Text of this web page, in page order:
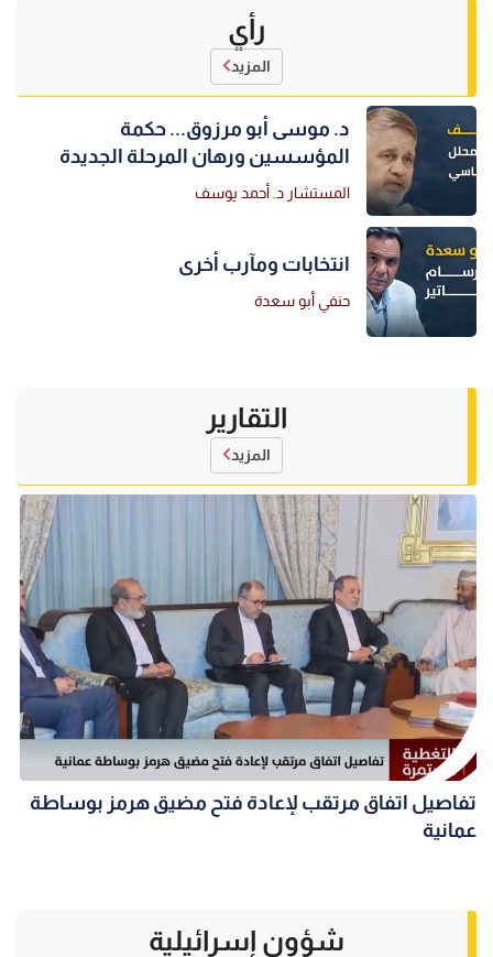
رأي
المزيد
د. موسى أبو مرزوق... حكمة
المؤسسين ورهان المرحلة الجديدة
المستشار د. أحمد يوسف
انتخابات ومآرب أخرى
حنفي أبو سعدة
التقارير
المزيد
تفاصيل اتفاق مرتقب لإعادة فتح مضيق هرمز بوساطة
عمانية
شؤون إسرائيلية